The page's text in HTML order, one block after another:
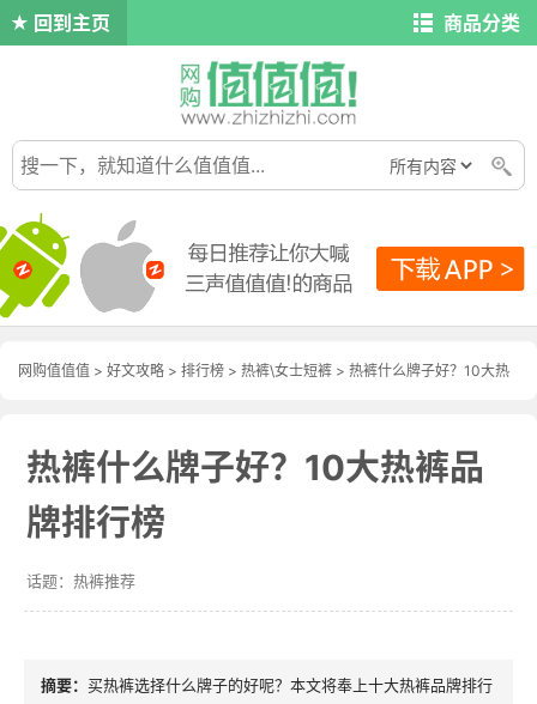
回到主页 商品分类
网购值值值 > 好文攻略 > 排行榜 > 热裤\女士短裤 > 热裤什么牌子好？10大热
热裤什么牌子好？10大热裤品
牌排行榜
热裤推荐
买热裤选择什么牌子的好呢？本文将奉上十大热裤品牌排行